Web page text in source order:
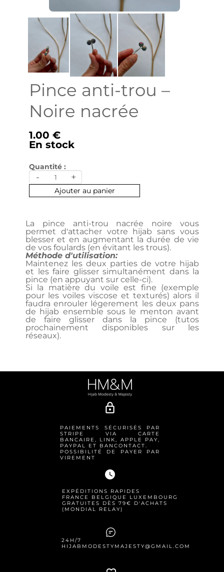
24H/7
HIJABMODESTYMAJESTY@GMAIL.COM
watch_later
EXPÉDITIONS RAPIDES
FRANCE BELGIQUE LUXEMBOURG
GRATUITES DÈS 79€ D'ACHATS
(MONDIAL RELAY)
lock_outline
PAIEMENTS SÉCURISÉS PAR
STRIPE VIA CARTE
BANCAIRE, LINK, APPLE PAY,
PAYPAL ET BANCONTACT.
POSSIBILITÉ DE PAYER PAR
VIREMENT
Pince anti-trou –
Noire nacrée
1.00 €
En stock
Quantité :
- +
Ajouter au panier
La pince anti-trou nacrée noire vous
permet d'attacher votre hijab sans vous
blesser et en augmentant la durée de vie
de vos foulards (en évitant les trous).
Méthode d'utilisation:
Maintenez les deux parties de votre hijab
et les faire glisser simultanément dans la
pince (en appuyant sur celle-ci).
Si la matière du voile est fine (exemple
pour les voiles viscose et texturés) alors il
faudra enrouler légerement les deux pans
de hijab ensemble sous le menton avant
de faire glisser dans la pince (tutos
prochainement disponibles sur les
réseaux).